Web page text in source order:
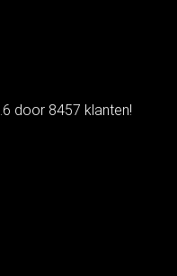
door 8457 klanten!